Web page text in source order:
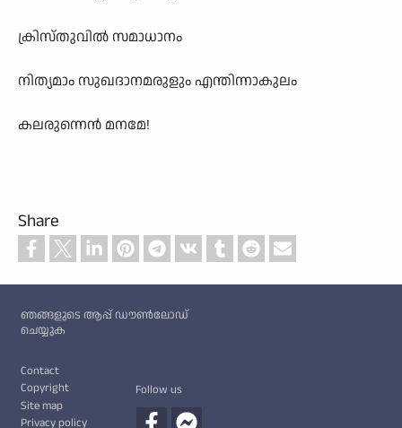
ക്രിസ്തുവിൽ സമാധാനം
നിത്യമാം സുഖദാനമരുളും എന്തിന്നാകുലം
കലരുന്നെൻ മനമേ!
Share
ഞങ്ങളുടെ ആപ്പ് ഡൗൺലോഡ്
ചെയ്യുക
Contact
Copyright
Site map
Privacy policy
Follow us